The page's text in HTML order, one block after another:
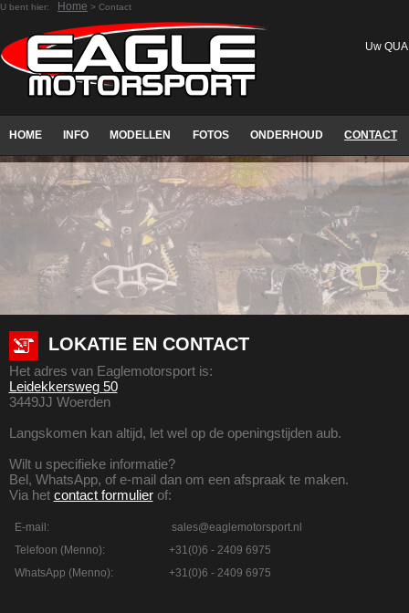
U bent hier: Home > Contact
Uw
HOME INFO MODELLEN FOTOS ONDERHOUD CONTACT
LOKATIE EN CONTACT
Het adres van Eaglemotorsport is:
Leidekkersweg 50
3449JJ Woerden
Langskomen kan altijd, let wel op de openingstijden aub.
Wilt u specifieke informatie?
Bel, WhatsApp, of e-mail dan om een afspraak te maken.
Via het contact formulierof:
E-mail:
sales@eaglemotorsport.nl
Telefoon (Menno):
+31(0)6 - 2409 6975
WhatsApp (Menno):
+31(0)6 - 2409 6975